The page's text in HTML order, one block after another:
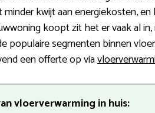
kwijt aan energiekosten,
koopt zit het er vaak al
populaire segmenten binnen
een offerte op via
vloerverwarming in huis: